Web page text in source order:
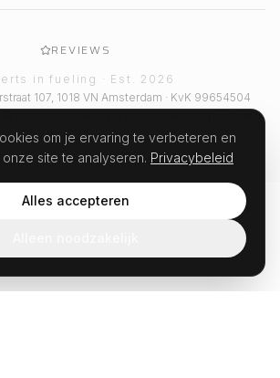
REVIEWS
in fueling · Est. 2026
107, 1018 VN Amsterdam · KvK 99654504
rights reserved. Not developed or sponsored
by Strava.
om je ervaring te verbeteren en
site te analyseren. Privacybeleid
Alles accepteren